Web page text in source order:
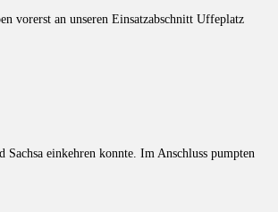
vorerst an unseren Einsatzabschnitt Uffeplatz
einkehren konnte. Im Anschluss pumpten